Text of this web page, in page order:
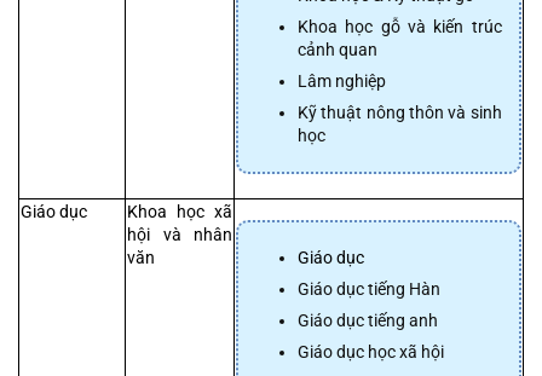
Khoa học gỗ và kiến trúc
cảnh quan
Lâm nghiệp
Kỹ thuật nông thôn và sinh
học
Giáo dục
Khoa học xã
hội và nhân
văn
Giáo dục
Giáo dục tiếng Hàn
Giáo dục tiếng anh
Giáo dục học xã hội